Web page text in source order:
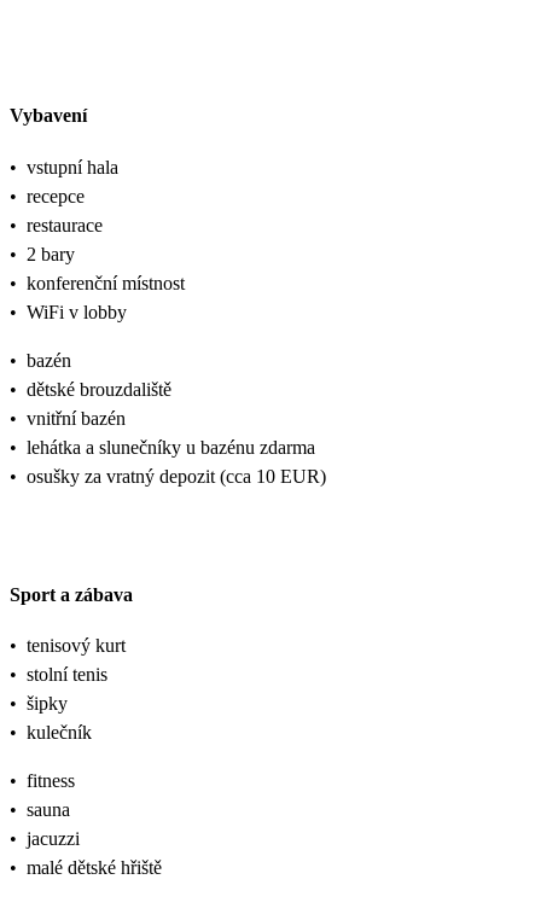
Vybavení
• vstupní hala
• recepce
• restaurace
• 2 bary
• konferenční místnost
• WiFi v lobby
• bazén
• dětské brouzdaliště
• vnitřní bazén
• lehátka a slunečníky u bazénu zdarma
• osušky za vratný depozit (cca 10 EUR)
Sport a zábava
• tenisový kurt
• stolní tenis
• šipky
• kulečník
• fitness
• sauna
• jacuzzi
• malé dětské hřiště